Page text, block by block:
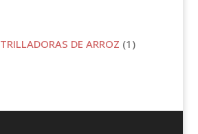
TRILLADORAS DE ARROZ 1 producto